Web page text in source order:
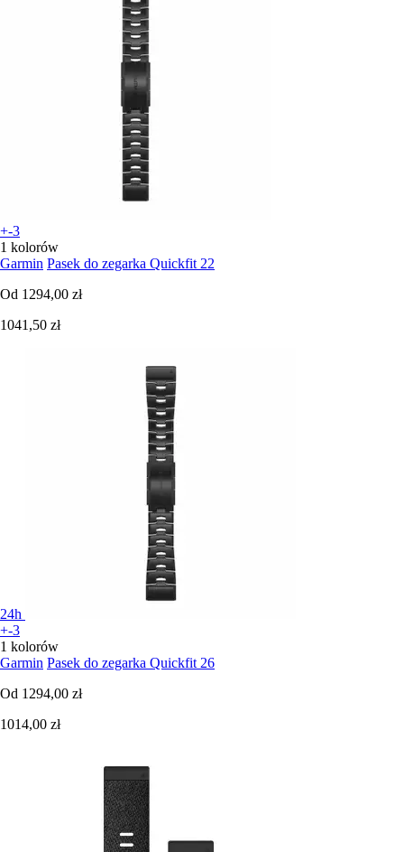
+-3
1 kolorów
Garmin Pasek do zegarka Quickfit 22
Od 1294,00 zł
1041,50 zł
24h
+-3
1 kolorów
Garmin Pasek do zegarka Quickfit 26
Od 1294,00 zł
1014,00 zł